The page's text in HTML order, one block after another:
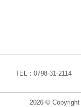
TEL：0798-31-2114
2026 ©